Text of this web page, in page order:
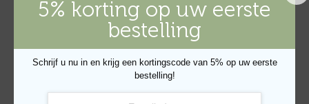
5% korting op uw eerste
bestelling
Schrijf u nu in en krijg een kortingscode van 5% op uw eerste
bestelling!